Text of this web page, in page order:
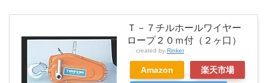
Ｔ－７チルホールワイヤー
ロープ２０ｍ付（２ヶ口）
created by Rinker
Amazon 楽天市場